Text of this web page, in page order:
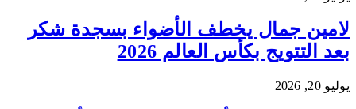
لامين جمال يخطف الأضواء بسجدة شكر
بعد التتويج بكأس العالم 2026
يوليو 20, 2026